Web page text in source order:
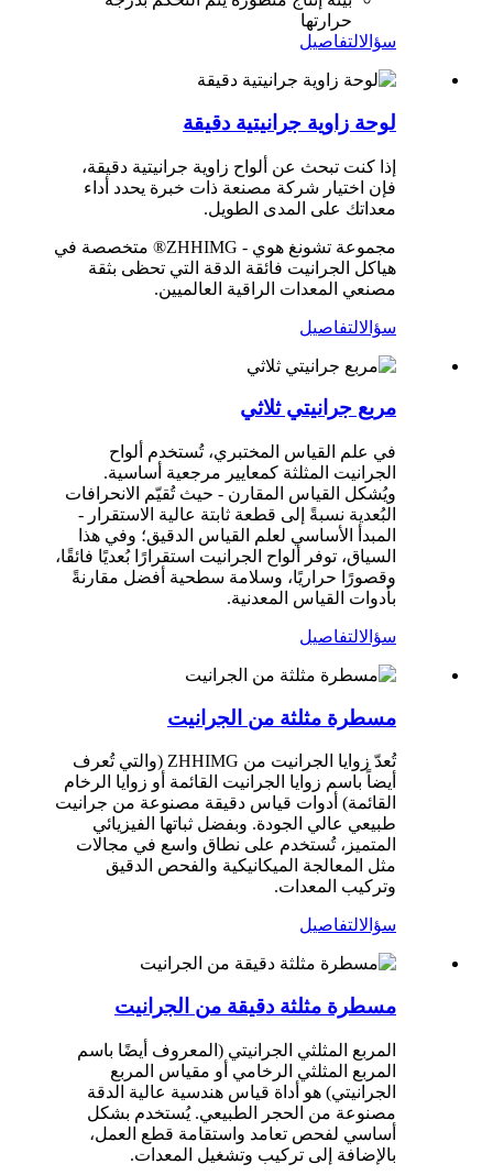
حرارتها
سؤالالتفاصيل
لوحة زاوية جرانيتية دقيقة
إذا كنت تبحث عن ألواح زاوية جرانيتية دقيقة،
فإن اختيار شركة مصنعة ذات خبرة يحدد أداء
معداتك على المدى الطويل.
مجموعة تشونغ هوي - ZHHIMG® متخصصة في
هياكل الجرانيت فائقة الدقة التي تحظى بثقة
مصنعي المعدات الراقية العالميين.
سؤالالتفاصيل
مربع جرانيتي ثلاثي
في علم القياس المختبري، تُستخدم ألواح
الجرانيت المثلثة كمعايير مرجعية أساسية.
ويُشكل القياس المقارن - حيث تُقيّم الانحرافات
البُعدية نسبةً إلى قطعة ثابتة عالية الاستقرار -
المبدأ الأساسي لعلم القياس الدقيق؛ وفي هذا
السياق، توفر ألواح الجرانيت استقرارًا بُعديًا فائقًا،
وقصورًا حراريًا، وسلامة سطحية أفضل مقارنةً
بأدوات القياس المعدنية.
سؤالالتفاصيل
مسطرة مثلثة من الجرانيت
تُعدّ زوايا الجرانيت من ZHHIMG (والتي تُعرف
أيضاً باسم زوايا الجرانيت القائمة أو زوايا الرخام
القائمة) أدوات قياس دقيقة مصنوعة من جرانيت
طبيعي عالي الجودة. وبفضل ثباتها الفيزيائي
المتميز، تُستخدم على نطاق واسع في مجالات
مثل المعالجة الميكانيكية والفحص الدقيق
وتركيب المعدات.
سؤالالتفاصيل
مسطرة مثلثة دقيقة من الجرانيت
المربع المثلثي الجرانيتي (المعروف أيضًا باسم
المربع المثلثي الرخامي أو مقياس المربع
الجرانيتي) هو أداة قياس هندسية عالية الدقة
مصنوعة من الحجر الطبيعي. يُستخدم بشكل
أساسي لفحص تعامد واستقامة قطع العمل،
بالإضافة إلى تركيب وتشغيل المعدات.